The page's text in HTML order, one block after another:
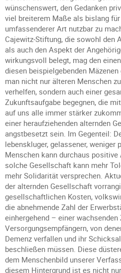
wünschenswert, den Gedanken
viel breiterem Maße als bislang
umfassenderer Art nutzbar zu
Cajewitz-Stiftung, die sowohl den
als auch den Aspekt der
wirkungsvoll belegt, mag den
diesen beispielgebenden
man nicht nur älteren Menschen
verhelfen, sondern auch einer
Zukunftsaufgabe begegnen, die
auf uns alle immer stärker
einer heraufziehenden alternden
angstbesetzt sein. Im Gegenteil:
lebenskluger, gelassener, weniger
Menschen kann durchaus
solche Gesellschaft kann mehr
mehr Solidarität versprechen.
der alternden Gesellschaft
gesellschaftlichen Kosten,
die abnehmende Zahl der
einhergehend – einer wachsenden
Versorgungsempfängern, von
Demenz verfallen und ihr
beschließen müssen. Diese
dem Menschenbild unserer
diesem Hintergrund ist es nicht